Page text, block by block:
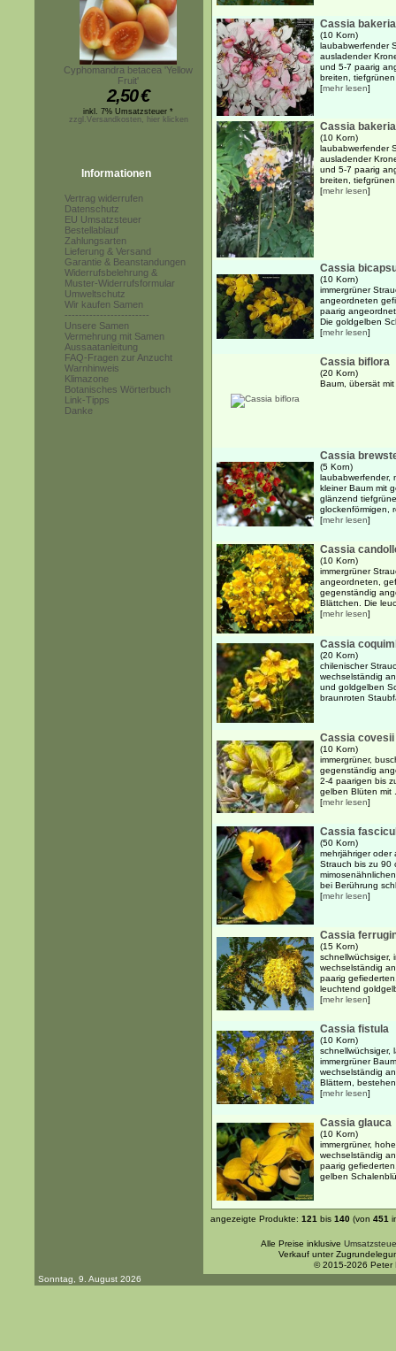
Cyphomandra betacea 'Yellow
Fruit'
2,50€
inkl. 7% Umsatzsteuer *
zzgl.Versandkosten, hier klicken
Informationen
Vertrag widerrufen
Datenschutz
EU Umsatzsteuer
Bestellablauf
Zahlungsarten
Lieferung & Versand
Garantie & Beanstandungen
Widerrufsbelehrung &
Muster-Widerrufsformular
Umweltschutz
Wir kaufen Samen
------------------------
Unsere Samen
Vermehrung mit Samen
Aussaatanleitung
FAQ-Fragen zur Anzucht
Warnhinweis
Klimazone
Botanisches Wörterbuch
Link-Tipps
Danke
Cassia
(10 Korn)
laubabwerfender
ausladender
und 5-7 paarig
breiten,
[mehr lesen]
Cassia
(10 Korn)
laubabwerfender
ausladender
und 5-7 paarig
breiten,
[mehr lesen]
Cassia
(10 Korn)
immergrüner
angeordneten
paarig
Die goldgelben
[mehr lesen]
Cassia biflora
(20 Korn)
Baum, übersät
Cassia
(5 Korn)
laubabwerfender,
kleiner Baum mit
glänzend
glockenförmigen,
[mehr lesen]
Cassia
(10 Korn)
immergrüner
angeordneten,
gegenständig
Blättchen. Die
[mehr lesen]
Cassia
(20 Korn)
chilenischer
wechselständig
und goldgelben
braunroten
Cassia covesii
(10 Korn)
immergrüner,
gegenständig
2-4 paarigen bis
gelben Blüten mit
[mehr lesen]
Cassia
(50 Korn)
mehrjähriger oder
Strauch bis zu 90
bei Berührung
[mehr lesen]
Cassia
(15 Korn)
schnellwüchsiger,
wechselständig
paarig
leuchtend
[mehr lesen]
Cassia fistula
(10 Korn)
schnellwüchsiger,
immergrüner
wechselständig
Blättern,
[mehr lesen]
Cassia glauca
(10 Korn)
immergrüner,
wechselständig
paarig
gelben
angezeigte Produkte: 121 bis 140 (von 451
Alle Preise inklusive
Verkauf unter
© 2015-2026 Peter
Sonntag, 9. August 2026